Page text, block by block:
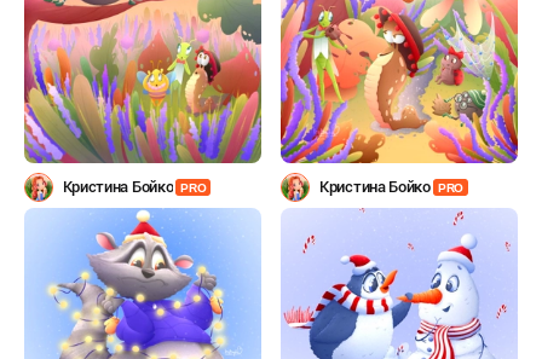
Кристина Бойко PRO Кристина Бойко PRO